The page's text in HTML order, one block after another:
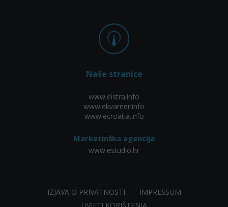
Naše stranice
www.eistra.info
www.ekvarner.info
www.ecroatia.info
Marketinška agencija
www.estudio.hr
IZJAVA O PRIVATNOSTI
IMPRESSUM